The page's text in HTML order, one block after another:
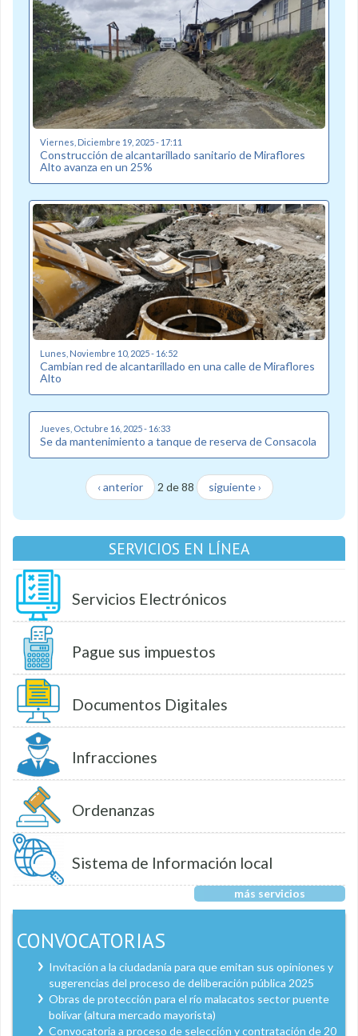
Viernes, Diciembre 19, 2025 - 17:11
Construcción de alcantarillado sanitario de Miraflores
Alto avanza en un 25%
Lunes, Noviembre 10, 2025 - 16:52
Cambian red de alcantarillado en una calle de Miraflores
Alto
Jueves, Octubre 16, 2025 - 16:33
Se da mantenimiento a tanque de reserva de Consacola
‹ anterior 2 de 88 siguiente ›
SERVICIOS EN LÍNEA
Servicios Electrónicos
Pague sus impuestos
Documentos Digitales
Infracciones
Ordenanzas
Sistema de Información local
más servicios
CONVOCATORIAS
Invitación a la ciudadanía para que emitan sus opiniones y
sugerencias del proceso de deliberación pública 2025
Obras de protección para el río malacatos sector puente
bolívar (altura mercado mayorista)
Convocatoria a proceso de selección y contratación de 20